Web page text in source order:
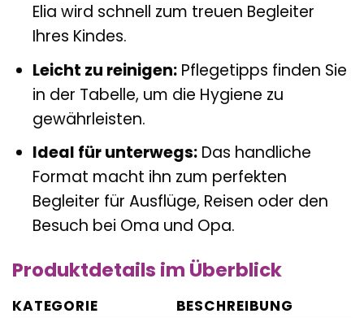
Elia wird schnell zum treuen Begleiter
Ihres Kindes.
Leicht zu reinigen:Pflegetipps finden Sie
in der Tabelle, um die Hygiene zu
gewährleisten.
Ideal für unterwegs:Das handliche
Format macht ihn zum perfekten
Begleiter für Ausflüge, Reisen oder den
Besuch bei Oma und Opa.
Produktdetails im Überblick
KATEGORIE
BESCHREIBUNG